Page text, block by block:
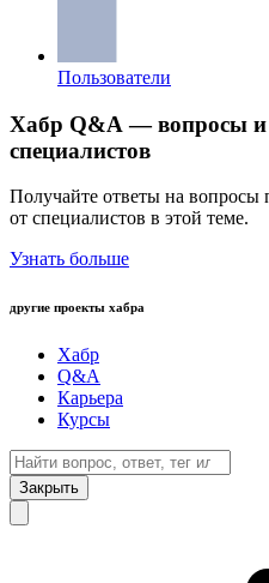
Пользователи
Хабр Q&A — вопросы и
специалистов
Получайте ответы на вопросы
от специалистов в этой теме.
Узнать больше
другие проекты хабра
Хабр
Q&A
Карьера
Курсы
Закрыть